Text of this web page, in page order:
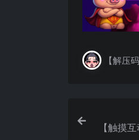
【解压
【触摸